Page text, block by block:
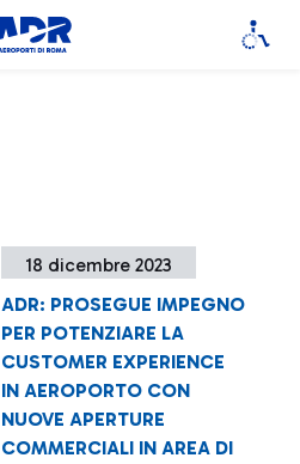
18 dicembre 2023
ADR: PROSEGUE IMPEGNO
PER POTENZIARE LA
CUSTOMER EXPERIENCE
IN AEROPORTO CON
NUOVE APERTURE
COMMERCIALI IN AREA DI